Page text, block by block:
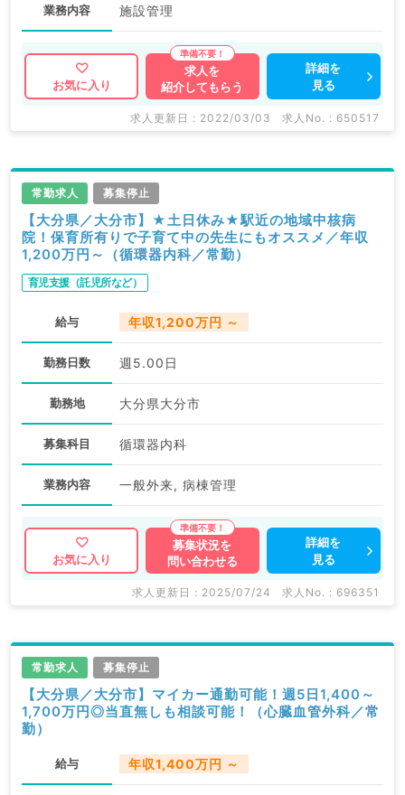
業務内容 施設管理
お気に入り
求人を
紹介してもらう
詳細を
見る
求人更新日 : 2022/03/03 求人No. : 650517
常勤求人 募集停止
【大分県／大分市】★土日休み★駅近の地域中核病
院！保育所有りで子育て中の先生にもオススメ／年収
1,200万円～（循環器内科／常勤）
育児支援（託児所など）
給与 年収1,200万円 ～
勤務日数 週5.00日
勤務地 大分県大分市
募集科目 循環器内科
業務内容 一般外来, 病棟管理
お気に入り
募集状況を
問い合わせる
詳細を
見る
求人更新日 : 2025/07/24 求人No. : 696351
常勤求人 募集停止
【大分県／大分市】マイカー通勤可能！週5日1,400～
1,700万円◎当直無しも相談可能！（心臓血管外科／常
勤）
給与 年収1,400万円 ～